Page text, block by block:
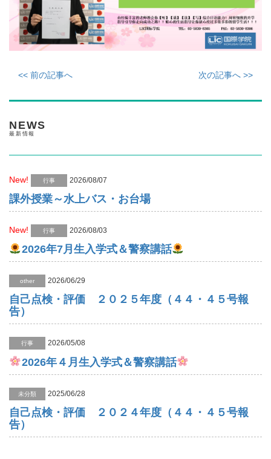
<< 前の記事へ 次の記事へ >>
NEWS
最新情報
New! 行事 2026/08/07
課外授業～水上バス・お台場
New! 行事 2026/08/03
2026年7月生入学式＆警察講話
other 2026/06/29
自己点検・評価 ２０２５年度（４４・４５号報
告）
行事 2026/05/08
2026年４月生入学式＆警察講話
未分類 2025/06/28
自己点検・評価 ２０２４年度（４４・４５号報
告）